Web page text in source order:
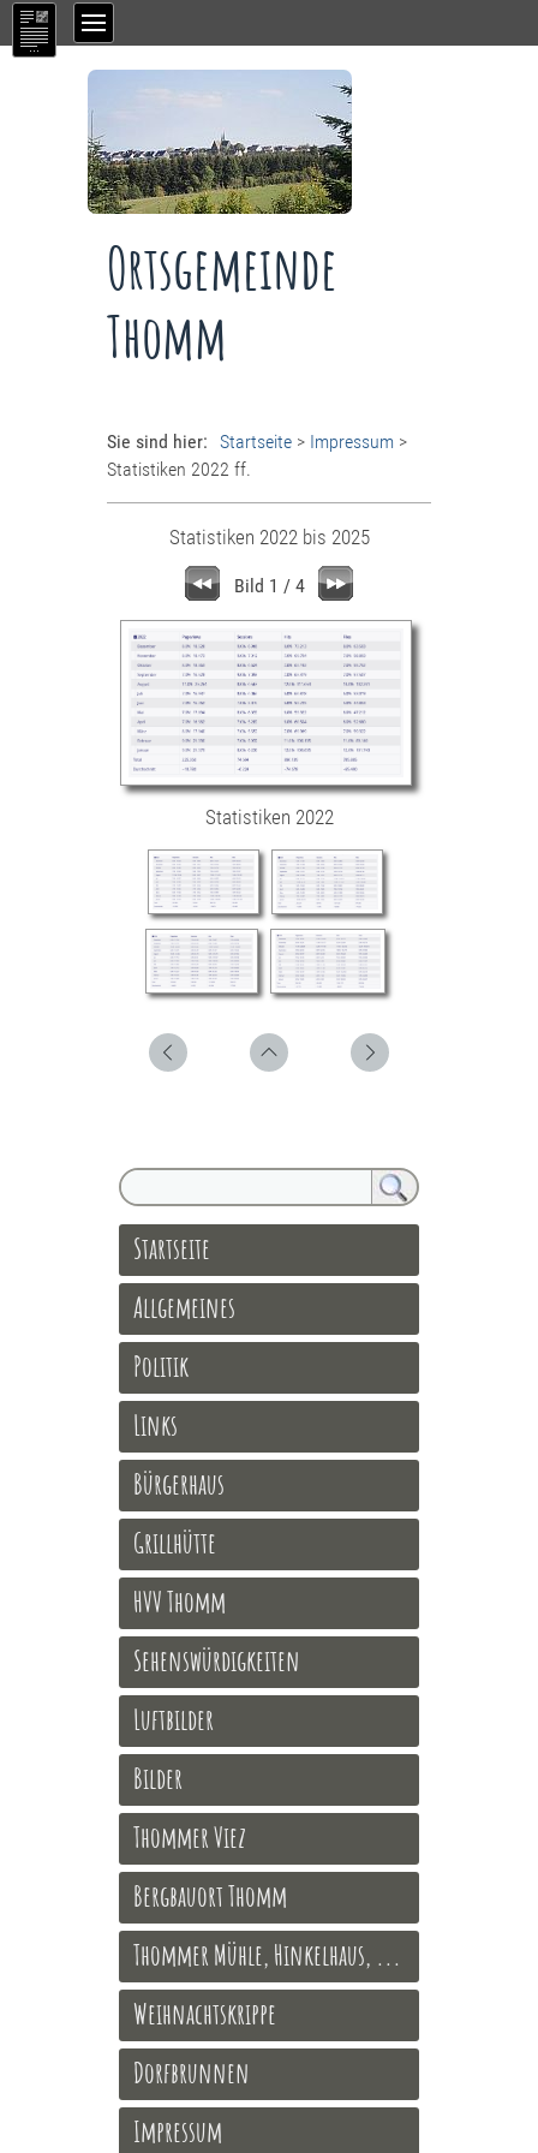
Ortsgemeinde
Thomm
Sie sind hier: Startseite > Impressum >
Statistiken 2022 ff.
Statistiken 2022 bis 2025
Bild 1 / 4
Statistiken 2022
Startseite
Allgemeines
Politik
Links
Bürgerhaus
Grillhütte
HVV Thomm
Sehenswürdigkeiten
Luftbilder
Bilder
Thommer Viez
Bergbauort Thomm
Thommer Mühle, Hinkelhaus, ...
Weihnachtskrippe
Dorfbrunnen
Impressum